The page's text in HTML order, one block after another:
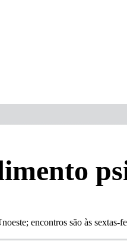
encontros são às sextas-